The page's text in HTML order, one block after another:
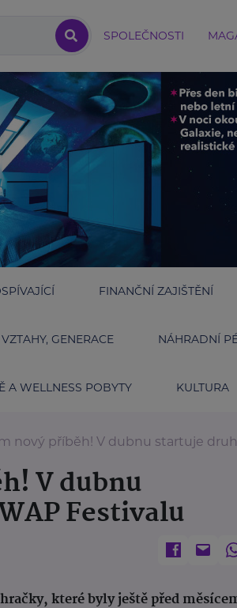
SPOLEČNOSTI
FINANČNÍ ZAJIŠTĚNÍ
GENERACE NÁHRADNÍ
A WELLNESS POBYTY KULTURA
příběh! V dubnu startuje druhý ročník SWAP Festivalu
V dubnu
Festivalu
které byly ještě před